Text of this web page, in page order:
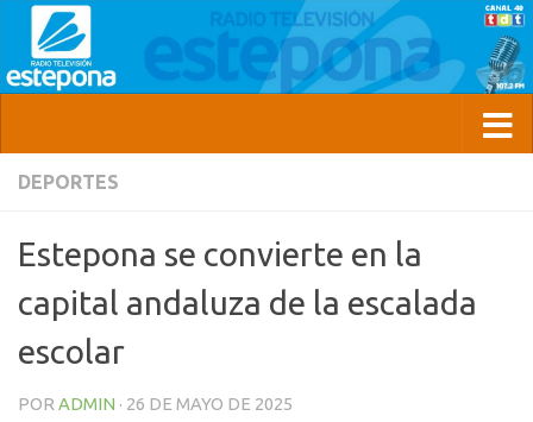
DEPORTES
Estepona se convierte en la
capital andaluza de la escalada
escolar
POR ADMIN · 26 DE MAYO DE 2025